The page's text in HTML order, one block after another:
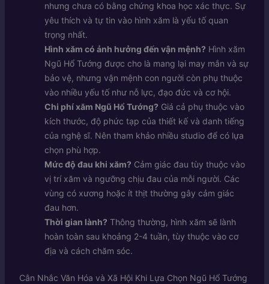
nhưng chưa có bằng chứng khoa học xác thực. Sự
yêu thích và tự tin vào hình xăm là yếu tố quan
trọng nhất.
Hình xăm có ảnh hưởng đến vận mệnh? Hình xăm
Ngũ Hổ Tướng được cho là mang lại may mắn và sự
bảo vệ, nhưng vận mệnh con người còn phụ thuộc
vào nhiều yếu tố như nỗ lực, đạo đức và cơ hội.
Chi phí xăm Ngũ Hổ Tướng? Giá cả phụ thuộc vào
kích thước, độ phức tạp của thiết kế và danh tiếng
của nghệ sĩ. Nên tham khảo nhiều studio để có lựa
chọn phù hợp.
Mức độ đau khi xăm? Cảm giác đau tùy thuộc vào
vị trí xăm và ngưỡng chịu đau của mỗi người. Các
vùng có xương hoặc ít thịt thường gây cảm giác
đau hơn.
Thời gian lành? Thông thường, hình xăm sẽ lành
hoàn toàn sau khoảng 2-4 tuần, tùy thuộc vào cơ
địa và cách chăm sóc.
Cân Nhắc Văn Hóa và Xã Hội Khi Lựa Chọn Ngũ Hổ Tướng